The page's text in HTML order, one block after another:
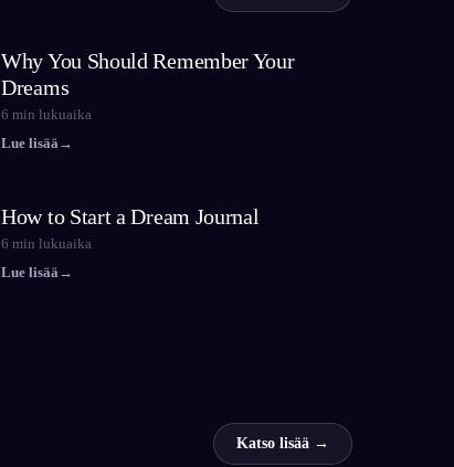
Why You Should Remember Your
Dreams
6 min lukuaika
Lue lisää →
How to Start a Dream Journal
6 min lukuaika
Lue lisää →
Katso lisää →